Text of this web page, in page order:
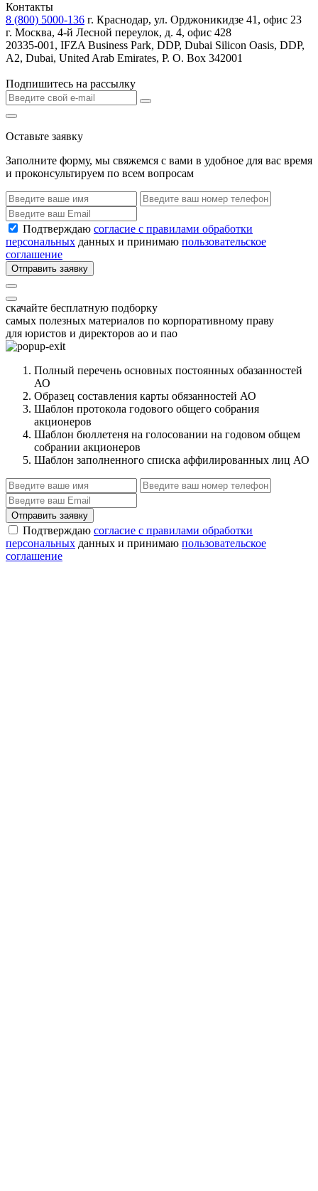
Контакты
8 (800) 5000-136 г. Краснодар, ул. Орджоникидзе 41, офис 23
г. Москва, 4-й Лесной переулок, д. 4, офис 428
20335-001, IFZA Business Park, DDP, Dubai Silicon Oasis, DDP,
A2, Dubai, United Arab Emirates, P. O. Box 342001
Подпишитесь на рассылку
Оставьте заявку
Заполните форму, мы свяжемся с вами в удобное для вас время
и проконсультируем по всем вопросам
Подтверждаю согласие с правилами обработки
персональных данных и принимаю пользовательское
соглашение
Отправить заявку
скачайте бесплатную подборку
самых полезных материалов по корпоративному праву
для юристов и директоров ао и пао
Полный перечень основных постоянных обазанностей
АО
Образец составления карты обязанностей АО
Шаблон протокола годового общего собрания
акционеров
Шаблон бюллетеня на голосовании на годовом общем
собрании акционеров
Шаблон заполненного списка аффилированных лиц АО
Отправить заявку
Подтверждаю согласие с правилами обработки
персональных данных и принимаю пользовательское
соглашение